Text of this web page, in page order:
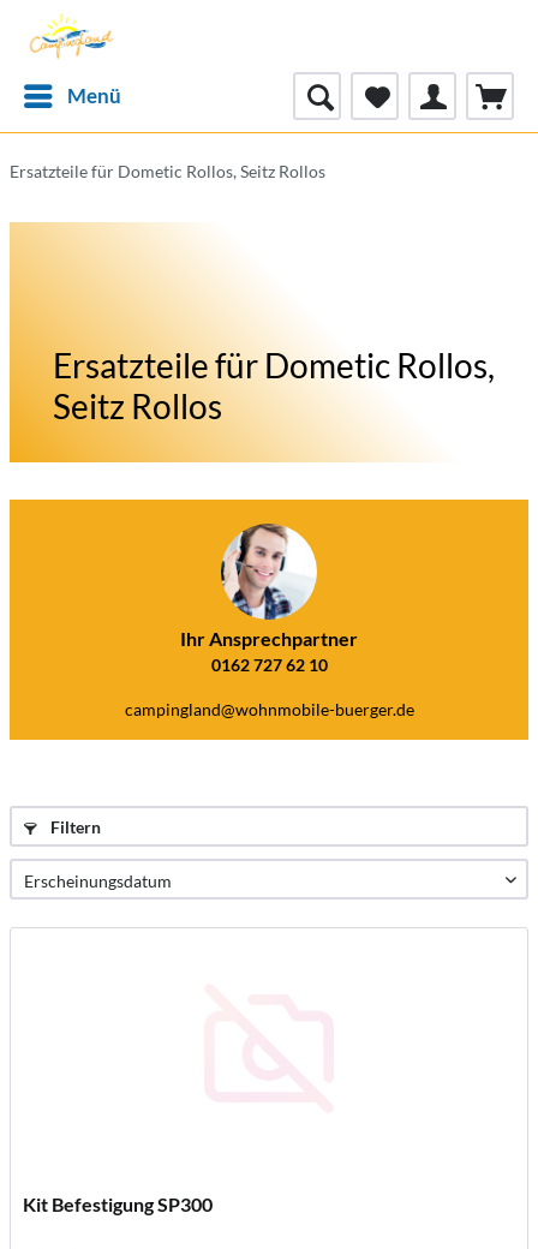
Menü
Ersatzteile für Dometic Rollos, Seitz Rollos
Ersatzteile für Dometic Rollos,
Seitz Rollos
Ihr Ansprechpartner
0162 727 62 10
campingland@wohnmobile-buerger.de
Filtern
Kit Befestigung SP300